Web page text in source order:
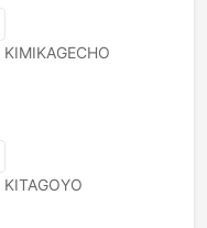
KIMIKAGECHO
KITAGOYO